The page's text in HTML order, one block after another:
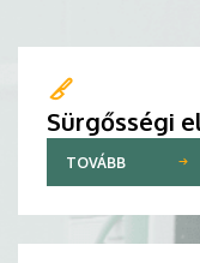
Sürgősségi
TOVÁBB